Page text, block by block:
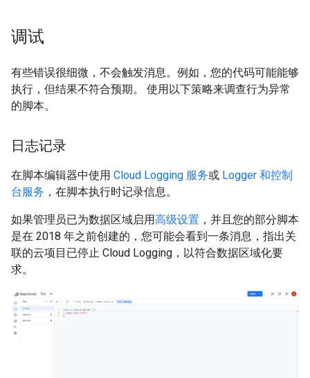
调试
有些错误很细微，不会触发消息。例如，您的代码可能能够
执行，但结果不符合预期。 使用以下策略来调查行为异常
的脚本。
日志记录
在脚本编辑器中使用 Cloud Logging 服务或 Logger 和控制
台服务 ，在脚本执行时记录信息。
如果管理员已为数据区域启用高级设置 ，并且您的部分脚本
是在 2018 年之前创建的，您可能会看到一条消息，指出关
联的云项目已停止 Cloud Logging，以符合数据区域化要
求。